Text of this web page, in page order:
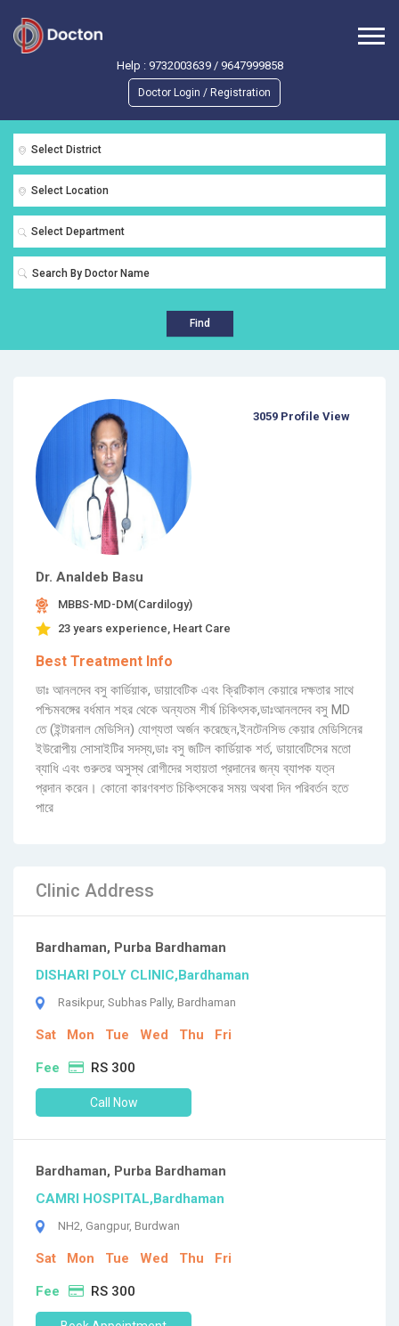
Help : 9732003639/ 9647999858
Doctor Login / Registration
Select District
Select Location
Select Department
Find
Dr. Analdeb Basu
MBBS-MD-DM(Cardilogy)
23 years experience, Heart Care
Best Treatment Info
ডাঃ আনলদেব বসু কার্ডিয়াক, ডায়াবেটিক এবং ক্রিটিকাল কেয়ারে দক্ষতার সাথে
পশ্চিমবঙ্গের বর্ধমান শহর থেকে অন্যতম শীর্ষ চিকিৎসক,ডাঃআনলদেব বসু MD
তে (ইন্টারনাল মেডিসিন) যোগ্যতা অর্জন করেছেন,ইনটেনসিভ কেয়ার মেডিসিনের
ইউরোপীয় সোসাইটির সদস্য,ডাঃ বসু জটিল কার্ডিয়াক শর্ত, ডায়াবেটিসের মতো
ব্যাধি এবং গুরুতর অসুস্থ রোগীদের সহায়তা প্রদানের জন্য ব্যাপক যত্ন
প্রদান করেন। কোনো কারণবশত চিকিৎসকের সময় অথবা দিন পরিবর্তন হতে
পারে
3059 Profile View
Clinic Address
Bardhaman, Purba Bardhaman
DISHARI POLY CLINIC,Bardhaman
Rasikpur, Subhas Pally, Bardhaman
Sat Mon Tue Wed Thu Fri
Fee RS 300
Call Now
Bardhaman, Purba Bardhaman
CAMRI HOSPITAL,Bardhaman
NH2, Gangpur, Burdwan
Sat Mon Tue Wed Thu Fri
Fee RS 300